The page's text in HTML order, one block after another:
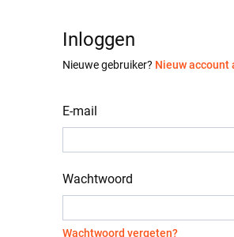
Inloggen
Nieuwe gebruiker? Nieuw account
E-mail
Wachtwoord
Wachtwoord vergeten?